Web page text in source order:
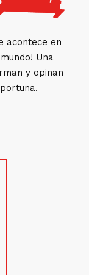
acontece en
Una
y opinan